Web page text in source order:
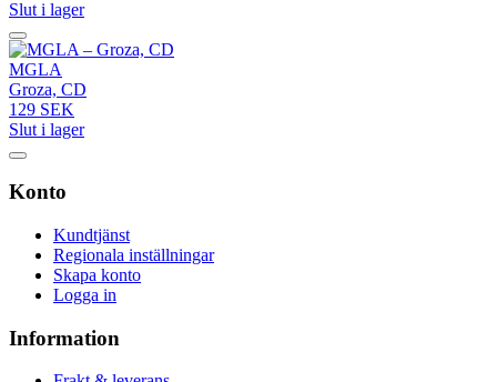
Slut i lager
MGLA
Groza, CD
129 SEK
Slut i lager
Konto
Kundtjänst
Regionala inställningar
Skapa konto
Logga in
Information